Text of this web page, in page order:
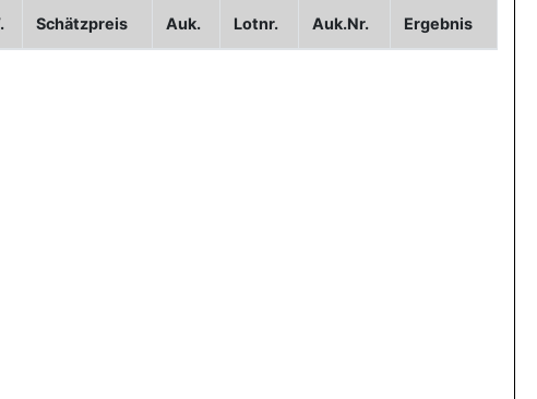
Schätzpreis Auk. Lotnr. Auk.Nr. Ergebnis